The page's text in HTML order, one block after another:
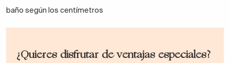
baño según los centímetros
¿Quieres disfrutar de ventajas especiales?